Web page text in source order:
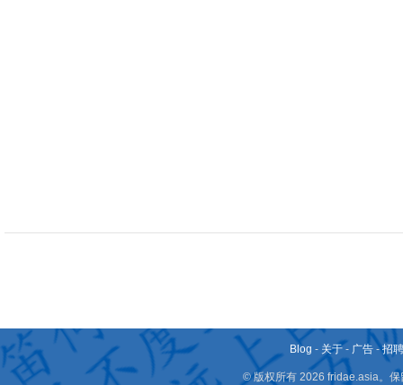
Blog - 关于 - 广告 -招
© 版权所有 2026 fridae.asia。